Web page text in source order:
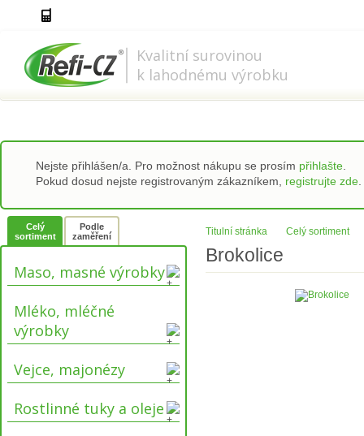
Kvalitní surovinou
k lahodnému výrobku
Nejste přihlášen/a. Pro možnost nákupu se prosím přihlašte
Pokud dosud nejste registrovaným zákazníkem, registrujte zde
Titulní stránka Celý sortiment
Brokolice
Celý
sortiment
Podle
zaměření
Maso, masné výrobky
Mléko, mléčné
výrobky
Vejce, majonézy
Rostlinné tuky a oleje